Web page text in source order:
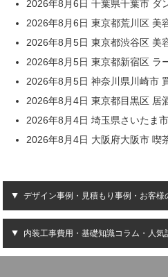
2026年8月6日 千葉県千葉市 ダ
2026年8月6日 東京都荒川区 美
2026年8月5日 東京都渋谷区 美
2026年8月5日 東京都新宿区 ラ
2026年8月5日 神奈川県川崎市
2026年8月4日 東京都目黒区 居
2026年8月4日 埼玉県さいたま
2026年8月4日 大阪府大阪市 喫
デザイン事例・見積もり事例・お客様
内装工事費用・基礎知識コラム・人気